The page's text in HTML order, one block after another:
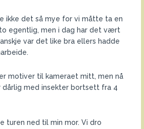
ikke det så mye for vi måtte ta en
egentlig, men i dag har det vært
var det like bra ellers hadde
motiver til kameraet mitt, men nå
dårlig med insekter bortsett fra 4
ned til min mor. Vi dro